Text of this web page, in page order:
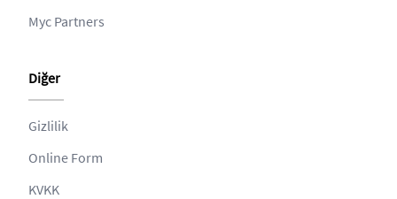
Myc Partners
Diğer
Gizlilik
Online Form
KVKK